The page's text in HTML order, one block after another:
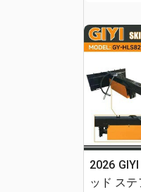
2026
ッド ス